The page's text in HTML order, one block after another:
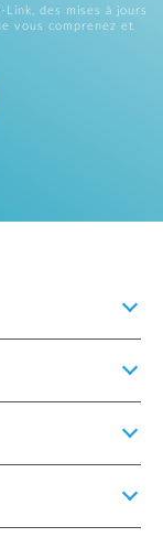
des mises à jours
vous comprenez et